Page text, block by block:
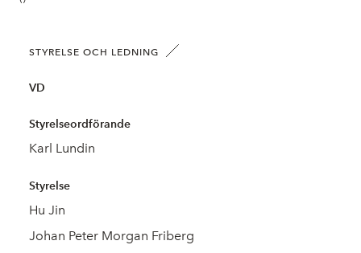
STYRELSE OCH LEDNING
VD
Styrelseordförande
Karl Lundin
Styrelse
Hu Jin
Johan Peter Morgan Friberg